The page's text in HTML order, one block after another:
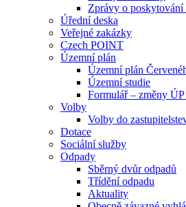
Zprávy o
Úřední deska
Veřejné zakázky
Czech POINT
Územní plán
Územní plán
Územní studie
Formulář – změny ÚP
Volby
Volby do
Dotace
Sociální služby
Odpady
Sběrný dvůr odpadů
Třídění odpadu
Aktuality